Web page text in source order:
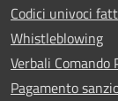
Codici univoci
Whistleblowing
Verbali Comando
Pagamento